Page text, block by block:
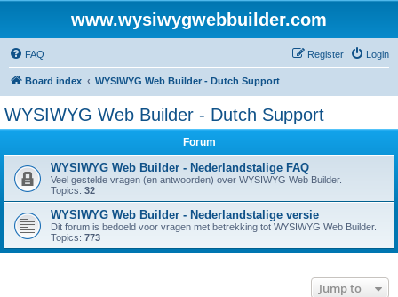
www.wysiwygwebbuilder.com
FAQ Login
Register
Board index WYSIWYG Web Builder - Dutch Support
WYSIWYG Web Builder - Dutch Support
Forum
WYSIWYG Web Builder - Nederlandstalige FAQ
Veel gestelde vragen (en antwoorden) over WYSIWYG Web Builder.
Topics: 32
WYSIWYG Web Builder - Nederlandstalige versie
Dit forum is bedoeld voor vragen met betrekking tot WYSIWYG Web Builder.
Topics: 773
Jump to